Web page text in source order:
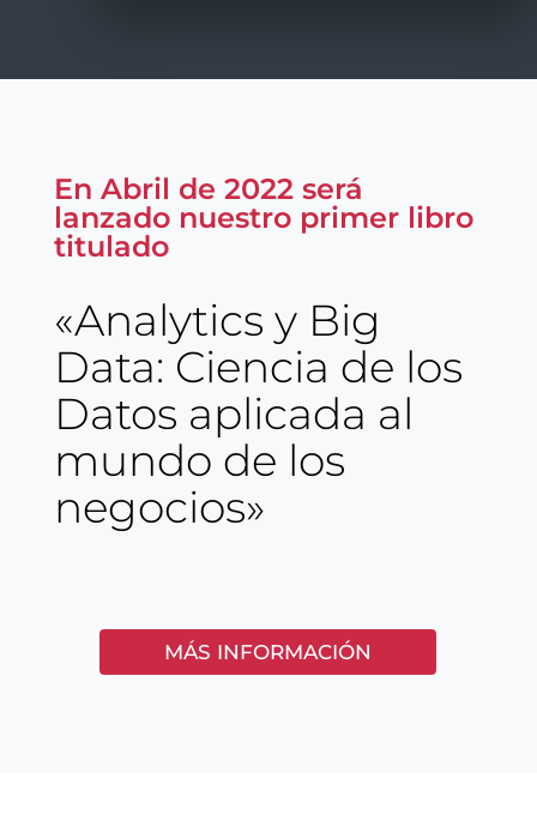
En Abril de 2022 será
lanzado nuestro primer libro
titulado
«Analytics y Big
Data: Ciencia de los
Datos aplicada al
mundo de los
negocios»
MÁS INFORMACIÓN